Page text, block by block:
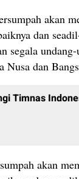
akan
dan
segala
Nusa dan
Timnas
akan